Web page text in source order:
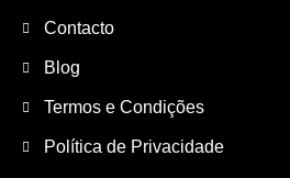
Contacto
Blog
Termos e Condições
Política de Privacidade